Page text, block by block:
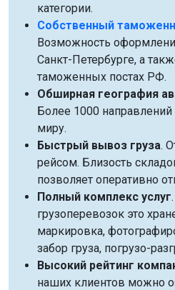
категории.
Собственный
Возможность
Санкт-Петербурге, а
таможенных постах РФ.
Обширная география
Более 1000
миру.
Быстрый вывоз груза.
рейсом. Близость
позволяет оперативно
Полный комплекс услуг
грузоперевозок это
маркировка,
забор груза, погрузо-
Высокий рейтинг
наших клиентов можно